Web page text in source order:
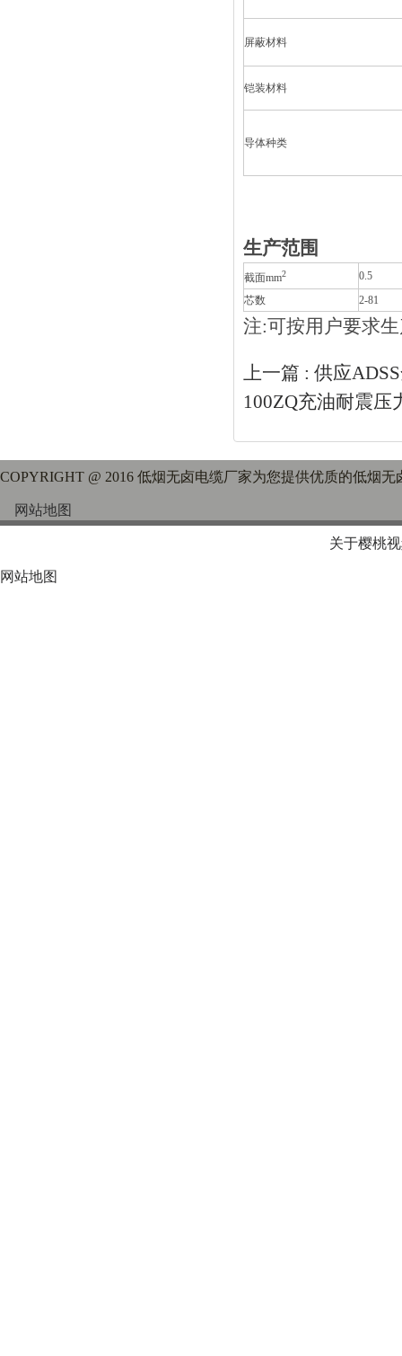
屏蔽材料
铠装材料
导体种类
生产范围
截面mm2
0.5
芯数
2-81
注:可按用户要求生
上一篇 : 供应
100ZQ充油耐震压
COPYRIGHT @ 2016 低烟无卤电缆厂家为您提供优质的低烟无
网站地图
关于樱桃
网站地图